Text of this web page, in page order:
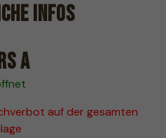
Infos
A
auf der gesamten